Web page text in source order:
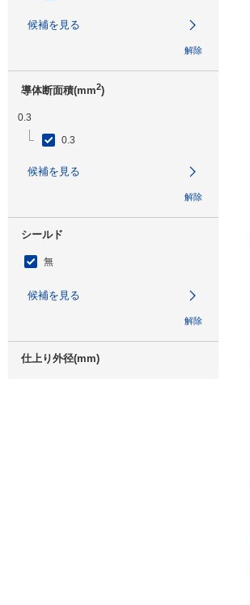
候補を見る
解除
導体断面積(mm2)
0.3
0.3
候補を見る
解除
シールド
無
候補を見る
解除
仕上り外径(mm)